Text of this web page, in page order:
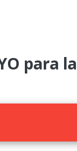
para la